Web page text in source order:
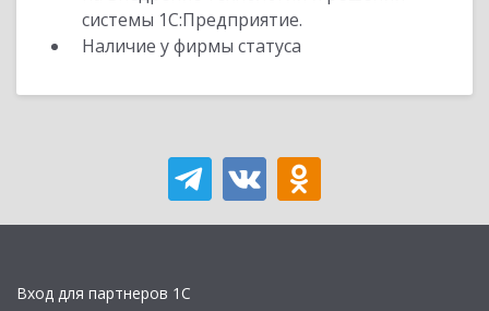
системы 1С:Предприятие.
Наличие у фирмы статуса
Вход для партнеров 1С